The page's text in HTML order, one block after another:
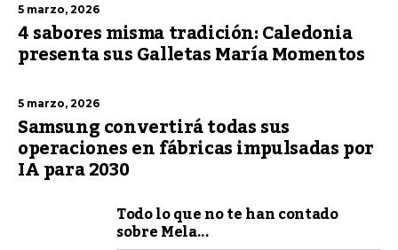
5 marzo, 2026
4 sabores misma tradición: Caledonia
presenta sus Galletas María Momentos
5 marzo, 2026
Samsung convertirá todas sus
operaciones en fábricas impulsadas por
IA para 2030
Todo lo que no te han contado
sobre Mela...